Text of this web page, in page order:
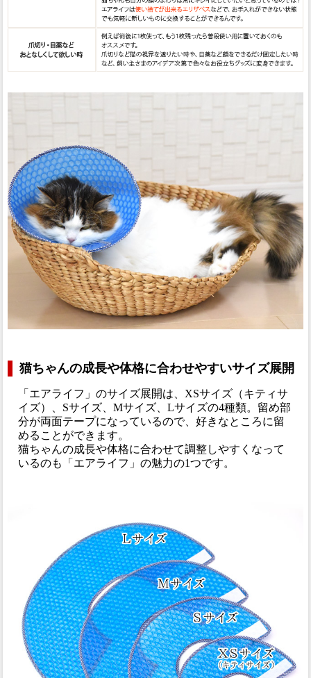
猫ちゃんの成長や体格に合わせやすいサイズ展開
「エアライフ」のサイズ展開は、XSサイズ（キティサ
イズ）、Sサイズ、Mサイズ、Lサイズの4種類。留め部
分が両面テープになっているので、好きなところに留
めることができます。
猫ちゃんの成長や体格に合わせて調整しやすくなって
いるのも「エアライフ」の魅力の1つです。